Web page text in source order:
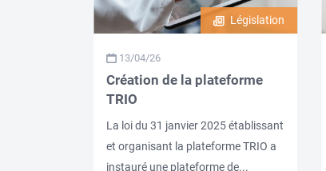
Législation
13/04/26
Création de la plateforme
TRIO
La loi du 31 janvier 2025 établissant
et organisant la plateforme TRIO a
instauré une plateforme de...